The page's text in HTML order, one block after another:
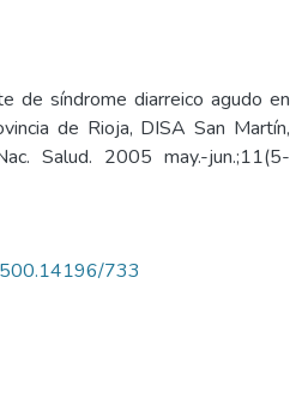
de síndrome diarreico agudo en
de Rioja, DISA San Martín,
Salud. 2005 may.-jun.;11(5-
733